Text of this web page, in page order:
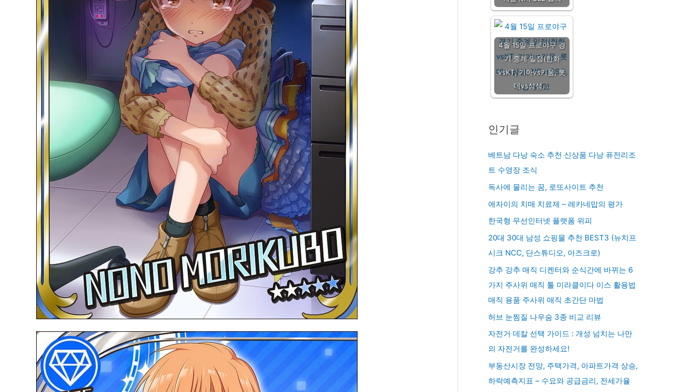
4월 15일 프로야구 경
기 중계 일정(한화
vsKT, 기아vs키움, 롯
데vs삼성,…
인기글
베트남 다낭 숙소 추천 신상품 다낭 퓨전리조
트 수영장 조식
독사에 물리는 꿈, 로또사이트 추천
에자이의 치매 치료제 – 레카네맙의 평가
한국형 무선인터넷 플랫폼 위피
20대 30대 남성 쇼핑몰 추천 BEST3 (뉴치프
시크 NCC, 단스튜디오, 아즈크로)
강추 강추 매직 디켄터와 순식간에 바뀌는 6
가지 주사위 매직 툴 미라클이다 이스 활용법
매직 용품 주사위 매직 초간단 마법
허브 눈찜질 나우숨 3종 비교 리뷰
자전거 데칼 선택 가이드 : 개성 넘치는 나만
의 자전거를 완성하세요!
부동산시장 전망, 주택가격, 아파트가격 상승,
하락예측지표 – 수요와 공급금리, 전세가율